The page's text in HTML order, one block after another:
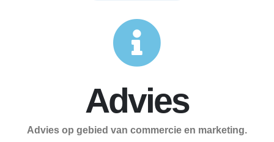
Advies
Advies op gebied van commercie en marketing.